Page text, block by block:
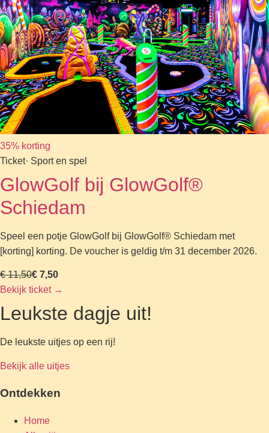
35% korting
Ticket· Sport en spel
GlowGolf bij GlowGolf®
Schiedam
Speel een potje GlowGolf bij GlowGolf® Schiedam met
[korting] korting. De voucher is geldig t/m 31 december 2026.
€ 11,50€ 7,50
Bekijk ticket →
Leukste dagje uit!
De leukste uitjes op een rij!
Bekijk alle uitjes
Ontdekken
Home